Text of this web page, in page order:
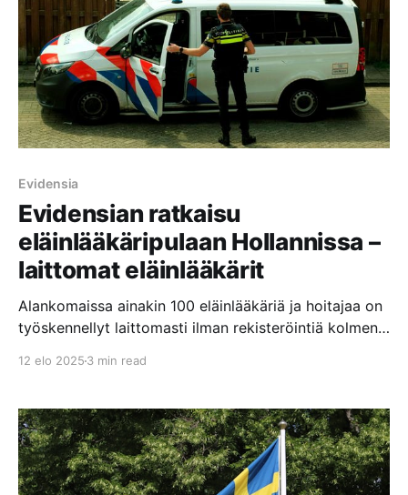
Evidensia
Evidensian ratkaisu
eläinlääkäripulaan Hollannissa –
laittomat eläinlääkärit
Alankomaissa ainakin 100 eläinlääkäriä ja hoitajaa on
työskennellyt laittomasti ilman rekisteröintiä kolmen
leikkauksia, diagnosoineen eläimiä ja määränneen
lääkkeitä ilman virallista rekisteröintiä. Lisäksi yli
sadan eläinlääkärin avustajan on kerrottu ottaneenn
verikokeita, antaneen nukutusta tai lääkkeitä
12 elo 2025 3 min read